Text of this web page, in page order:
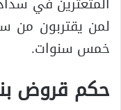
لمن يقتربون من
خمس سنوات.
حكم قروض